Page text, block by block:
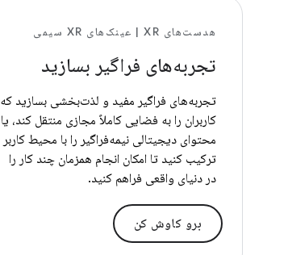
هدست‌های XR | عینک‌های XR سیمی
تجربه‌های فراگیر بسازید
تجربه‌های فراگیر مفید و لذت‌بخشی بسازید که
کاربران را به فضایی کاملاً مجازی منتقل کند، یا
محتوای دیجیتالی نیمه‌فراگیر را با محیط کاربر
ترکیب کنید تا امکان انجام همزمان چند کار را
در دنیای واقعی فراهم کنید.
برو کاوش کن